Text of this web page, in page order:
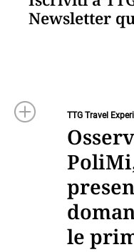
Newsletter
TTG Travel
le